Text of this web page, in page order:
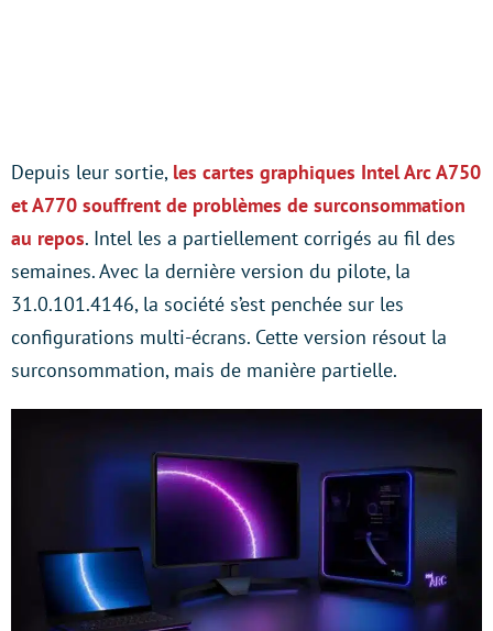
Depuis leur sortie, les cartes graphiques Intel Arc A750
et A770 souffrent de problèmes de surconsommation
au repos. Intel les a partiellement corrigés au fil des
semaines. Avec la dernière version du pilote, la
31.0.101.4146, la société s’est penchée sur les
configurations multi-écrans. Cette version résout la
surconsommation, mais de manière partielle.